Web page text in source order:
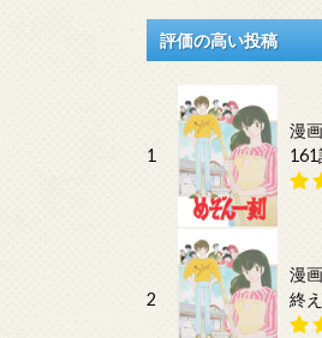
評価の高い投稿
1
漫
161
2
漫
終え